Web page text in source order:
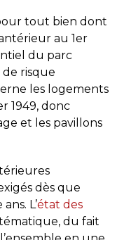
tout bien dont
au 1er
du parc
risque
les logements
1949, donc
et les pavillons
dès que
L’état des
du fait